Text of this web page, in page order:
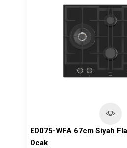
ED075-WFA 67cm Siyah
Ocak